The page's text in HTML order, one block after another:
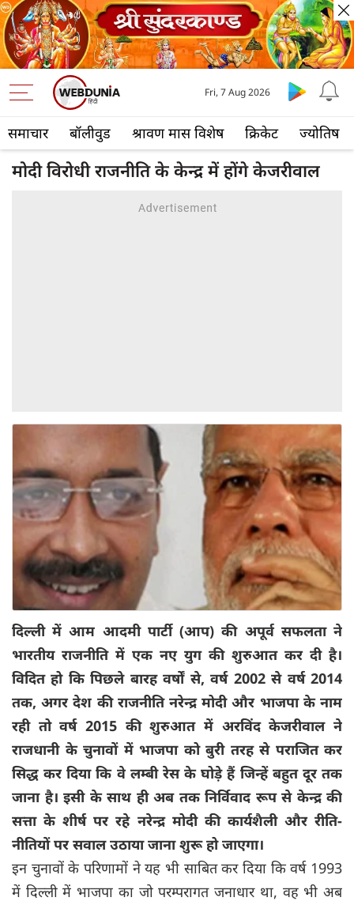
समाचार बॉलीवुड श्रावण मास विशेष क्रिकेट ज्योतिष
Fri, 7 Aug 2026
मोदी विरोधी राजनीति के केन्द्र में होंगे केजरीवाल
दिल्ली में आम आदमी पार्टी (आप) की अपूर्व सफलता ने
भारतीय राजनीति में एक नए युग की शुरुआत कर दी है।
विदित हो कि पिछले बारह वर्षों से, वर्ष 2002 से वर्ष 2014
तक, अगर देश की राजनीति नरेन्द्र मोदी और भाजपा के नाम
रही तो वर्ष 2015 की शुरुआत में अरविंद केजरीवाल ने
राजधानी के चुनावों में भाजपा को बुरी तरह से पराजित कर
सिद्ध कर दिया कि वे लम्बी रेस के घोड़े हैं जिन्हें बहुत दूर तक
जाना है। इसी के साथ ही अब तक निर्विवाद रूप से केन्द्र की
सत्ता के शीर्ष पर रहे नरेन्द्र मोदी की कार्यशैली और रीति-
नीतियों पर सवाल उठाया जाना शुरू हो जाएगा।
इन चुनावों के ‍परिणामों ने यह भी साबित कर दिया कि वर्ष 1993
में दिल्ली में भाजपा का जो परम्परागत जनाधार था, वह भी अब